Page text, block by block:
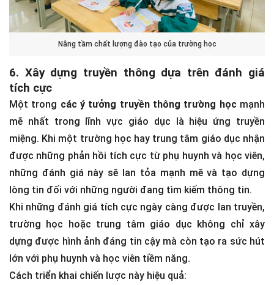
Nâng tầm chất lượng đào tạo của trường học
6. Xây dựng truyền thông dựa trên đánh giá
tích cực
Một trong các ý tưởng truyền thông trường học mạnh
mẽ nhất trong lĩnh vực giáo dục là hiệu ứng truyền
miệng. Khi một trường học hay trung tâm giáo dục nhận
được những phản hồi tích cực từ phụ huynh và học viên,
những đánh giá này sẽ lan tỏa mạnh mẽ và tạo dựng
lòng tin đối với những người đang tìm kiếm thông tin.
Khi những đánh giá tích cực ngày càng được lan truyền,
trường học hoặc trung tâm giáo dục không chỉ xây
dựng được hình ảnh đáng tin cậy mà còn tạo ra sức hút
lớn với phụ huynh và học viên tiềm năng.
Cách triển khai chiến lược này hiệu quả: